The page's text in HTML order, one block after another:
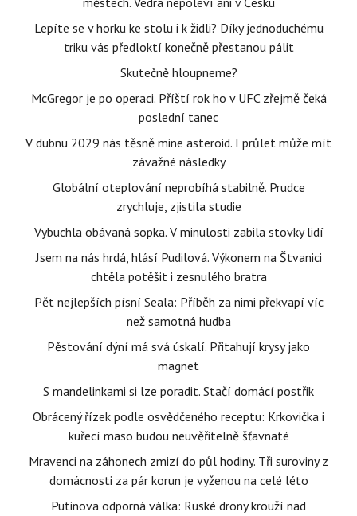
Lepíte se v horku ke stolu i k židli? Díky jednoduchému
triku vás předloktí konečně přestanou pálit
Skutečně hloupneme?
McGregor je po operaci. Příští rok ho v UFC zřejmě čeká
poslední tanec
V dubnu 2029 nás těsně mine asteroid. I průlet může mít
závažné následky
Globální oteplování neprobíhá stabilně. Prudce
zrychluje, zjistila studie
Vybuchla obávaná sopka. V minulosti zabila stovky lidí
Jsem na nás hrdá, hlásí Pudilová. Výkonem na Štvanici
chtěla potěšit i zesnulého bratra
Pět nejlepších písní Seala: Příběh za nimi překvapí víc
než samotná hudba
Pěstování dýní má svá úskalí. Přitahují krysy jako
magnet
S mandelinkami si lze poradit. Stačí domácí postřik
Obrácený řízek podle osvědčeného receptu: Krkovička i
kuřecí maso budou neuvěřitelně šťavnaté
Mravenci na záhonech zmizí do půl hodiny. Tři suroviny z
domácnosti za pár korun je vyženou na celé léto
Putinova odporná válka: Ruské drony krouží nad